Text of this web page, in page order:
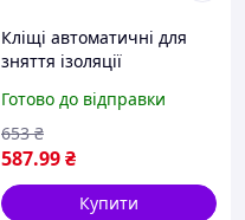
Кліщі автоматичні для
зняття ізоляції
CrMoV Red (75-2270) D9-
2026
Готово до відправки
587.99₴
653 ₴
Купити